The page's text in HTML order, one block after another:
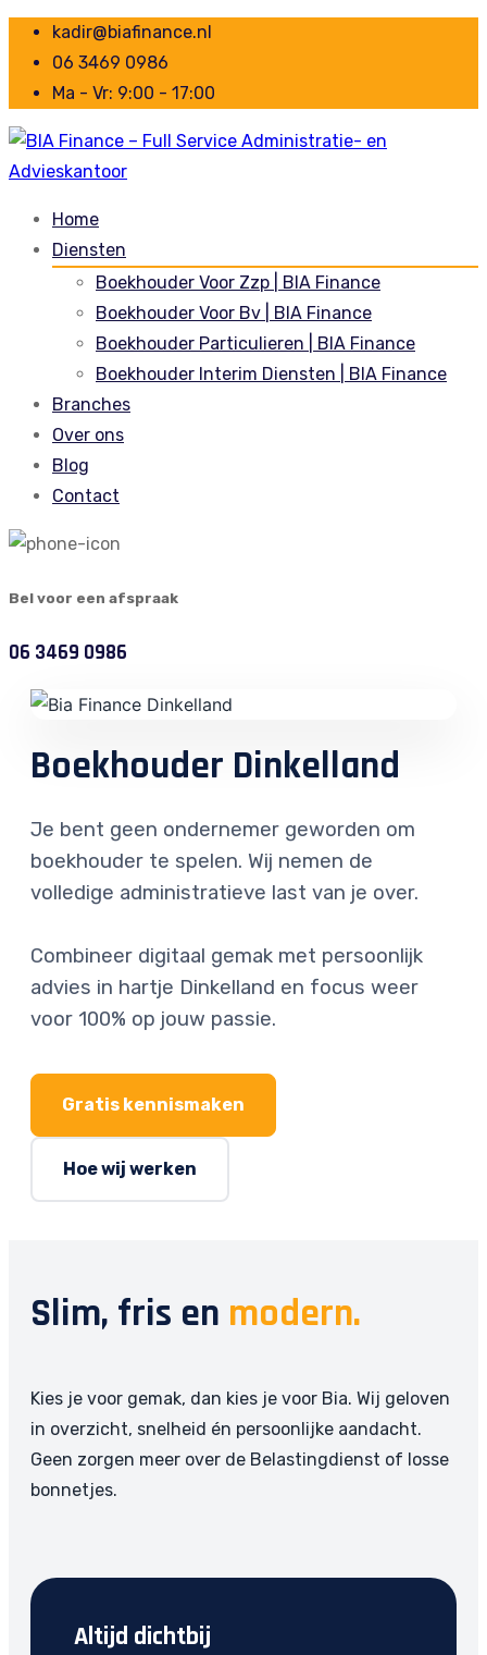
kadir@biafinance.nl
06 3469 0986
Ma - Vr: 9:00 - 17:00
Home
Diensten
Boekhouder Voor Zzp | BIA Finance
Boekhouder Voor Bv | BIA Finance
Boekhouder Particulieren | BIA Finance
Boekhouder Interim Diensten | BIA Finance
Branches
Over ons
Blog
Contact
Bel voor een afspraak
06 3469 0986
Boekhouder Dinkelland
Je bent geen ondernemer geworden om
boekhouder te spelen. Wij nemen de
volledige administratieve last van je over.
Combineer digitaal gemak met persoonlijk
advies in hartje Dinkelland en focus weer
voor 100% op jouw passie.
Gratis kennismaken
Hoe wij werken
Slim, fris en modern.
Kies je voor gemak, dan kies je voor Bia. Wij geloven
in overzicht, snelheid én persoonlijke aandacht.
Geen zorgen meer over de Belastingdienst of losse
bonnetjes.
Altijd dichtbij